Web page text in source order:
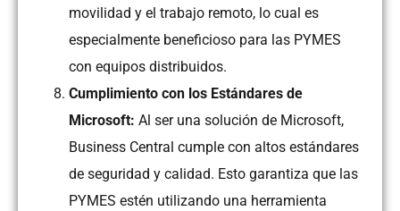
movilidad y el trabajo remoto, lo cual es
especialmente beneficioso para las PYMES
con equipos distribuidos.
Cumplimiento con los Estándares de
Microsoft: Al ser una solución de Microsoft,
Business Central cumple con altos estándares
de seguridad y calidad. Esto garantiza que las
PYMES estén utilizando una herramienta